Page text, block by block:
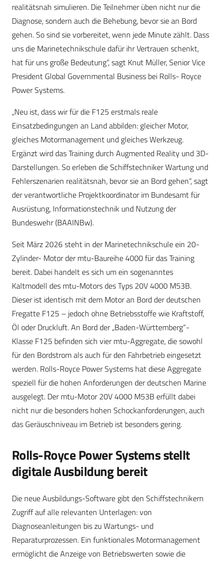
realitätsnah simulieren. Die Teilnehmer üben nicht nur die
Diagnose, sondern auch die Behebung, bevor sie an Bord
gehen. So sind sie vorbereitet, wenn jede Minute zählt. Dass
uns die Marinetechnikschule dafür ihr Vertrauen schenkt,
hat für uns große Bedeutung“, sagt Knut Müller, Senior Vice
President Global Governmental Business bei Rolls- Royce
Power Systems.
„Neu ist, dass wir für die F125 erstmals reale
Einsatzbedingungen an Land abbilden: gleicher Motor,
gleiches Motormanagement und gleiches Werkzeug.
Ergänzt wird das Training durch Augmented Reality und 3D-
Darstellungen. So erleben die Schiffstechniker Wartung und
Fehlerszenarien realitätsnah, bevor sie an Bord gehen“, sagt
der verantwortliche Projektkoordinator im Bundesamt für
Ausrüstung, Informationstechnik und Nutzung der
Bundeswehr (BAAINBw).
Seit März 2026 steht in der Marinetechnikschule ein 20-
Zylinder- Motor der mtu-Baureihe 4000 für das Training
bereit. Dabei handelt es sich um ein sogenanntes
Kaltmodell des mtu-Motors des Typs 20V 4000 M53B.
Dieser ist identisch mit dem Motor an Bord der deutschen
Fregatte F125 – jedoch ohne Betriebsstoffe wie Kraftstoff,
Öl oder Druckluft. An Bord der „Baden-Württemberg“-
Klasse F125 befinden sich vier mtu-Aggregate, die sowohl
für den Bordstrom als auch für den Fahrbetrieb eingesetzt
werden. Rolls-Royce Power Systems hat diese Aggregate
speziell für die hohen Anforderungen der deutschen Marine
ausgelegt. Der mtu-Motor 20V 4000 M53B erfüllt dabei
nicht nur die besonders hohen Schockanforderungen, auch
das Geräuschniveau im Betrieb ist besonders gering.
Rolls-Royce Power Systems stellt
digitale Ausbildung bereit
Die neue Ausbildungs-Software gibt den Schiffstechnikern
Zugriff auf alle relevanten Unterlagen: von
Diagnoseanleitungen bis zu Wartungs- und
Reparaturprozessen. Ein funktionales Motormanagement
ermöglicht die Anzeige von Betriebswerten sowie die